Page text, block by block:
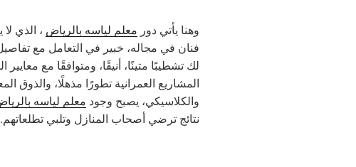
وهنا يأتي دور معلم لياسه بالرياض ، الذي
فنان في مجاله، خبير في التعامل مع
لك تشطيبًا متينًا، أنيقًا، ومتوافقًا مع معايير
المشاريع العمرانية تطورًا مذهلًا، والذوق
والكلاسيكي، يصبح وجود معلم لياسه
نتائج ترضي أصحاب المنازل وتلبي تطلعاتهم.